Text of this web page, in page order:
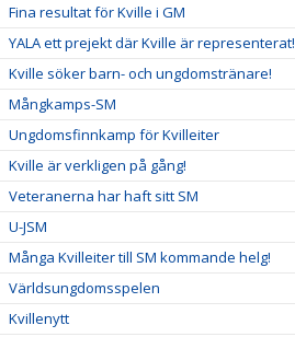
Fina resultat för Kville i GM
YALA ett prejekt där Kville är representerat!
Kville söker barn- och ungdomstränare!
Mångkamps-SM
Ungdomsfinnkamp för Kvilleiter
Kville är verkligen på gång!
Veteranerna har haft sitt SM
U-JSM
Många Kvilleiter till SM kommande helg!
Världsungdomsspelen
Kvillenytt